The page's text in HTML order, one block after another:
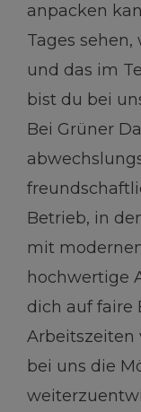
anpacken
Tages
und das im
bist du bei
Bei Grüner
Betrieb, in
mit
hochwertige
dich auf faire
Arbeitszeiten
bei uns die